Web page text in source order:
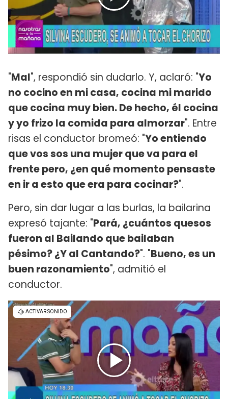
"Mal", respondió sin dudarlo. Y, aclaró: "Yo
no cocino en mi casa, cocina mi marido
que cocina muy bien. De hecho, él cocina
y yo frizo la comida para almorzar". Entre
risas el conductor bromeó: "Yo entiendo
que vos sos una mujer que va para el
frente pero, ¿en qué momento pensaste
en ir a esto que era para cocinar?".
Pero, sin dar lugar a las burlas, la bailarina
expresó tajante: "Pará, ¿cuántos quesos
fueron al Bailando que bailaban
pésimo? ¿Y al Cantando?". "Bueno, es un
buen razonamiento", admitió el
conductor.